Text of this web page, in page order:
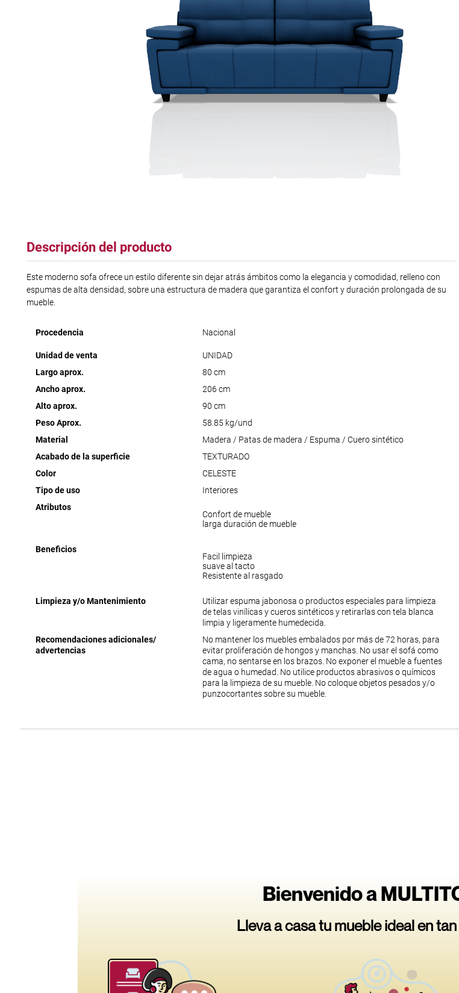
Descripción del producto
Este moderno sofa ofrece un estilo diferente sin dejar atrás ámbitos como la elegancia y comodidad, relleno con
espumas de alta densidad, sobre una estructura de madera que garantiza el confort y duración prolongada de su
mueble.
Procedencia Nacional
Unidad de venta
UNIDAD
Largo aprox.
80 cm
Ancho aprox.
206 cm
Alto aprox.
90 cm
Peso Aprox.
58.85 kg/und
Material
Madera / Patas de madera / Espuma / Cuero sintético
Acabado de la superficie
TEXTURADO
Color
CELESTE
Tipo de uso
Interiores
Atributos
Confort de mueble
larga duración de mueble
Beneficios
Facil limpieza
suave al tacto
Resistente al rasgado
Limpieza y/o Mantenimiento
Utilizar espuma jabonosa o productos especiales para limpieza
de telas vinílicas y cueros sintéticos y retirarlas con tela blanca
limpia y ligeramente humedecida.
Recomendaciones adicionales/
advertencias
No mantener los muebles embalados por más de 72 horas, para
evitar proliferación de hongos y manchas. No usar el sofá como
cama, no sentarse en los brazos. No exponer el mueble a fuentes
de agua o humedad. No utilice productos abrasivos o químicos
para la limpieza de su mueble. No coloque objetos pesados y/o
punzocortantes sobre su mueble.
tapete